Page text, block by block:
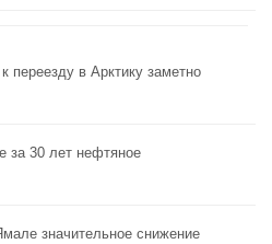
переезду в Арктику заметно
за 30 лет нефтяное
значительное снижение